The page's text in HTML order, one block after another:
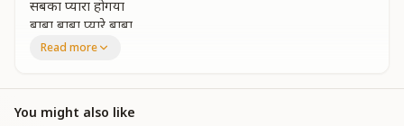
सबका प्यारा होगया
बाबा बाबा प्यारे बाबा
बाबा बाबा मीठे बाबा
ढूंढी खुशी सब रिश्तों में बनकर उनका अपना
मारके ठोकर सभी निकल गए टूट गया सब सपना
Read more
You might also like